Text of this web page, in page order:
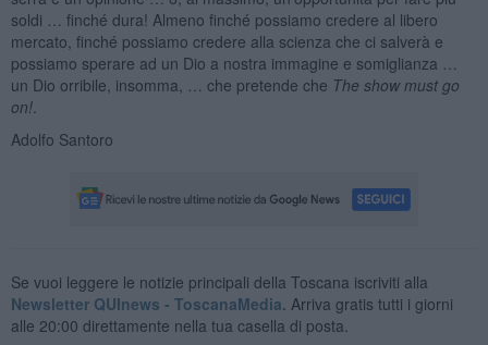
soldi … finché dura! Almeno finché possiamo credere al libero
mercato, finché possiamo credere alla scienza che ci salverà e
possiamo sperare ad un Dio a nostra immagine e somiglianza …
un Dio orribile, insomma, … che pretende che The show must go
on!.
Adolfo Santoro
Se vuoi leggere le notizie principali della Toscana iscriviti alla
Newsletter QUInews - ToscanaMedia. Arriva gratis tutti i giorni
alle 20:00 direttamente nella tua casella di posta.